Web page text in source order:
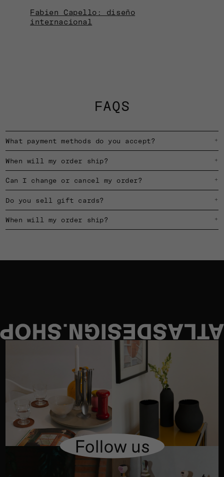
Fabien Capello: diseño
internacional
FAQS
What payment methods do you accept? +
When will my order ship? +
Can I change or cancel my order? +
Do you sell gift cards? +
When will my order ship? +